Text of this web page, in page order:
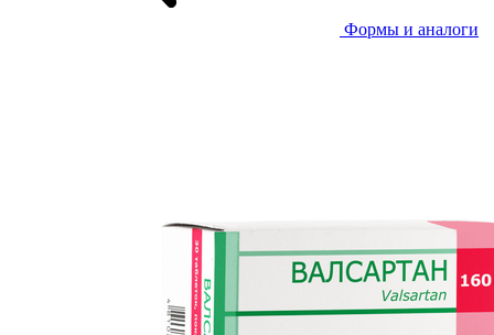
Формы и аналоги